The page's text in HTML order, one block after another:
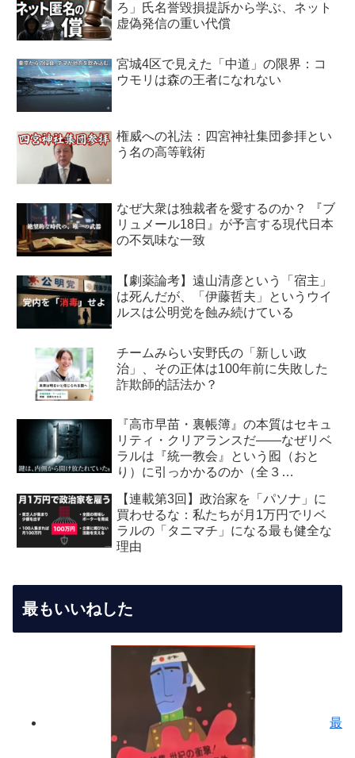
ろ」氏名誉毀損提訴から学ぶ、ネット
虚偽発信の重い代償
宮城4区で見えた「中道」の限界：コ
ウモリは森の王者になれない
権威への礼法：四宮神社集団参拝とい
う名の高等戦術
なぜ大衆は独裁者を愛するのか？ 『ブ
リュメール18日』が予言する現代日本
の不気味な一致
【劇薬論考】遠山清彦という「宿主」
は死んだが、「伊藤哲夫」というウイ
ルスは公明党を蝕み続けている
チームみらい安野氏の「新しい政
治」、その正体は100年前に失敗した
詐欺師的話法か？
『高市早苗・裏帳簿』の本質はセキュ
リティ・クリアランスだ――なぜリベ
ラルは『統一教会』という囮（おと
り）に引っかかるのか（全３
ィア編：虚飾の愛国者
【連載第3回】政治家を「パソナ」に
買わせるな：私たちが月1万円でリベ
ラルの「タニマチ」になる最も健全な
理由
最もいいねした
最